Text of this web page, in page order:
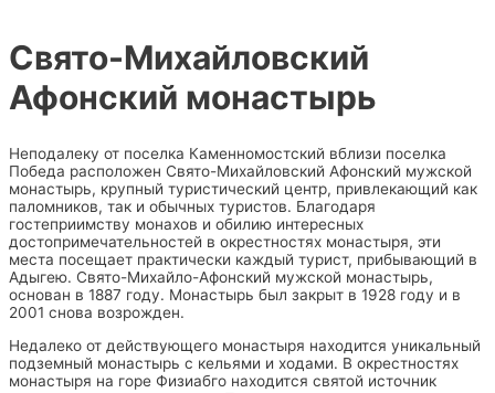
Свято-Михайловский
Афонский монастырь
Неподалеку от поселка Каменномостский вблизи поселка
Победа расположен Свято-Михайловский Афонский мужской
монастырь, крупный туристический центр, привлекающий как
паломников, так и обычных туристов. Благодаря
гостеприимству монахов и обилию интересных
достопримечательностей в окрестностях монастыря, эти
места посещает практически каждый турист, прибывающий в
Адыгею. Свято-Михайло-Афонский мужской монастырь,
основан в 1887 году. Монастырь был закрыт в 1928 году и в
2001 снова возрожден.
Недалеко от действующего монастыря находится уникальный
подземный монастырь с кельями и ходами. В окрестностях
монастыря на горе Физиабго находится святой источник